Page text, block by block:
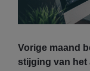
Vorige maand
stijging van het